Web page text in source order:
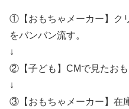
①【おもちゃメーカー】ク
をバンバン流す。
↓
②【子ども】CMで見たおも
↓
③【おもちゃメーカー】在